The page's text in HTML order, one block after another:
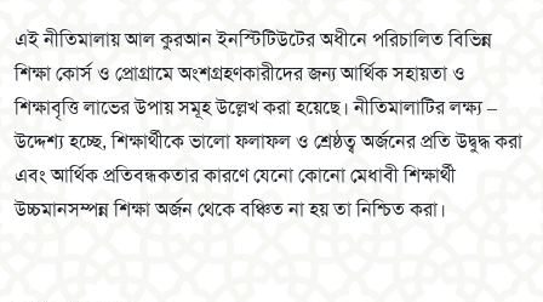
এই নীতিমালায় আল কুরআন ইনস্টিটিউটের অধীনে পরিচালিত বিভিন্ন
শিক্ষা কোর্স ও প্রোগ্রামে অংশগ্রহণকারীদের জন্য আর্থিক সহায়তা ও
শিক্ষাবৃত্তি লাভের উপায় সমূহ উল্লেখ করা হয়েছে। নীতিমালাটির লক্ষ্য –
উদ্দেশ্য হচ্ছে, শিক্ষার্থীকে ভালো ফলাফল ও শ্রেষ্ঠত্ব অর্জনের প্রতি উদ্বুদ্ধ করা
এবং আর্থিক প্রতিবন্ধকতার কারণে যেনো কোনো মেধাবী শিক্ষার্থী
উচ্চমানসম্পন্ন শিক্ষা অর্জন থেকে বঞ্চিত না হয় তা নিশ্চিত করা।